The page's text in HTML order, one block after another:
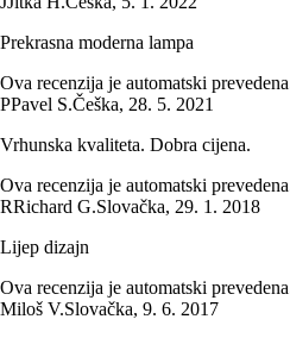
Prekrasna moderna lampa
Ova recenzija je automatski
PPavel S.Češka, 28. 5. 2021
Vrhunska kvaliteta. Dobra cijena.
Ova recenzija je automatski
RRichard G.Slovačka, 29. 1. 2018
Lijep dizajn
Ova recenzija je automatski
Miloš V.Slovačka, 9. 6. 2017